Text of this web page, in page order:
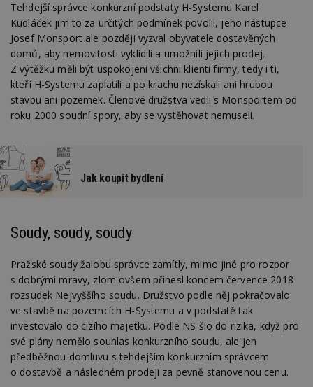
Tehdejší správce konkurzní podstaty H-Systemu Karel
Kudláček jim to za určitých podmínek povolil, jeho nástupce
Josef Monsport ale později vyzval obyvatele dostavěných
domů, aby nemovitosti vyklidili a umožnili jejich prodej.
Z výtěžku měli být uspokojeni všichni klienti firmy, tedy i ti,
kteří H-Systemu zaplatili a po krachu nezískali ani hrubou
stavbu ani pozemek. Členové družstva vedli s Monsportem od
roku 2000 soudní spory, aby se vystěhovat nemuseli.
Jak koupit bydlení
Soudy, soudy, soudy
Pražské soudy žalobu správce zamítly, mimo jiné pro rozpor
s dobrými mravy, zlom ovšem přinesl koncem července 2018
rozsudek Nejvyššího soudu. Družstvo podle něj pokračovalo
ve stavbě na pozemcích H-Systemu a v podstatě tak
investovalo do cizího majetku. Podle NS šlo do rizika, když pro
své plány nemělo souhlas konkurzního soudu, ale jen
předběžnou domluvu s tehdejším konkurzním správcem
o dostavbě a následném prodeji za pevně stanovenou cenu.